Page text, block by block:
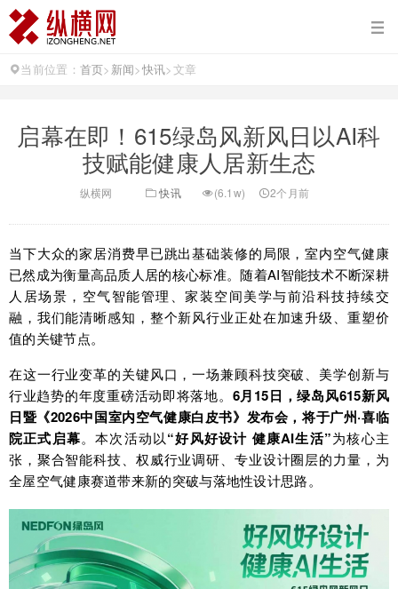
当前位置： 首页> 新闻>快讯>文章
启幕在即！615绿岛风新风日以AI科
技赋能健康人居新生态
纵横网 快讯 (6.1w) 2个月前
当下大众的家居消费早已跳出基础装修的局限，室内空气健康
已然成为衡量高品质人居的核心标准。随着AI智能技术不断深耕
人居场景，空气智能管理、家装空间美学与前沿科技持续交
融，我们能清晰感知，整个新风行业正处在加速升级、重塑价
值的关键节点。
在这一行业变革的关键风口，一场兼顾科技突破、美学创新与
行业趋势的年度重磅活动即将落地。 6月15日，绿岛风615新风
日暨《2026中国室内空气健康白皮书》发布会，将于广州·喜临
院正式启幕。本次活动以“好风好设计 健康AI生活”为核心主
张，聚合智能科技、权威行业调研、专业设计圈层的力量，为
全屋空气健康赛道带来新的突破与落地性设计思路。